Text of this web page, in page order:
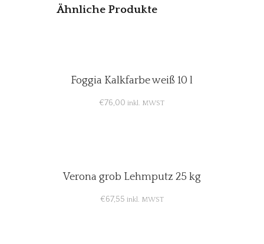
Ähnliche Produkte
Foggia Kalkfarbe weiß 10 l
€76,00 inkl. MWST
Verona grob Lehmputz 25 kg
€67,55 inkl. MWST